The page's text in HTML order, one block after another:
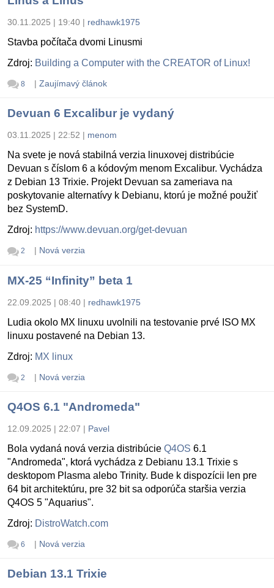
30.11.2025 | 19:40 | redhawk1975
Stavba počítača dvomi Linusmi
Zdroj: Building a Computer with the CREATOR of Linux!
8 | Zaujímavý článok
Devuan 6 Excalibur je vydaný
03.11.2025 | 22:52 | menom
Na svete je nová stabilná verzia linuxovej distribúcie
Devuan s číslom 6 a kódovým menom Excalibur. Vychádza
z Debian 13 Trixie. Projekt Devuan sa zameriava na
poskytovanie alternatívy k Debianu, ktorú je možné použiť
bez SystemD.
Zdroj: https://www.devuan.org/get-devuan
2 | Nová verzia
MX-25 “Infinity” beta 1
22.09.2025 | 08:40 | redhawk1975
Ludia okolo MX linuxu uvolnili na testovanie prvé ISO MX
linuxu postavené na Debian 13.
Zdroj: MX linux
2 | Nová verzia
Q4OS 6.1 "Andromeda"
12.09.2025 | 22:07 | Pavel
Bola vydaná nová verzia distribúcie Q4OS 6.1
"Andromeda", ktorá vychádza z Debianu 13.1 Trixie s
desktopom Plasma alebo Trinity. Bude k dispozícii len pre
64 bit architektúru, pre 32 bit sa odporúča staršia verzia
Q4OS 5 "Aquarius".
Zdroj: DistroWatch.com
6 | Nová verzia
Debian 13.1 Trixie